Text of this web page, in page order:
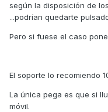
según la disposición de
...podrían quedarte
Pero si fuese el caso
El soporte lo recomiendo
La única pega es que si
móvil.